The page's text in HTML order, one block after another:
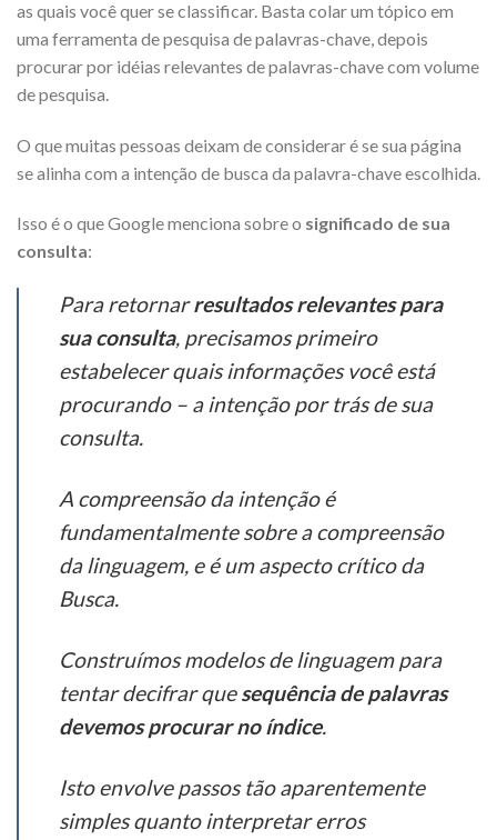
as quais você quer se classificar. Basta colar um tópico em
uma ferramenta de pesquisa de palavras-chave, depois
procurar por idéias relevantes de palavras-chave com volume
de pesquisa.
O que muitas pessoas deixam de considerar é se sua página
se alinha com a intenção de busca da palavra-chave escolhida.
Isso é o que Google menciona sobre o significado de sua
consulta:
Para retornarresultados relevantes para
sua consulta, precisamos primeiro
estabelecer quais informações você está
procurando – a intenção por trás de sua
consulta.
A compreensão da intenção é
fundamentalmente sobre a compreensão
da linguagem, e é um aspecto crítico da
Busca.
Construímos modelos de linguagem para
tentar decifrar quesequência de palavras
devemos procurar no índice.
Isto envolve passos tão aparentemente
simples quanto interpretar erros